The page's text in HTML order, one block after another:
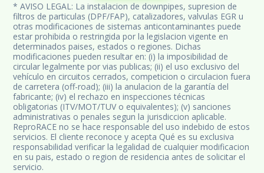
* AVISO LEGAL: La instalacion de downpipes, supresion de
filtros de particulas (DPF/FAP), catalizadores, valvulas EGR u
otras modificaciones de sistemas anticontaminantes puede
estar prohibida o restringida por la legislacion vigente en
determinados paises, estados o regiones. Dichas
modificaciones pueden resultar en: (i) la imposibilidad de
circular legalmente por vias publicas; (ii) el uso exclusivo del
vehículo en circuitos cerrados, competicion o circulacion fuera
de carretera (off-road); (iii) la anulacion de la garantía del
fabricante; (iv) el rechazo en inspecciones técnicas
obligatorias (ITV/MOT/TUV o equivalentes); (v) sanciones
administrativas o penales segun la jurisdiccion aplicable.
ReproRACE no se hace responsable del uso indebido de estos
servicios. El cliente reconoce y acepta Qué es su exclusiva
responsabilidad verificar la legalidad de cualquier modificacion
en su pais, estado o region de residencia antes de solicitar el
servicio.